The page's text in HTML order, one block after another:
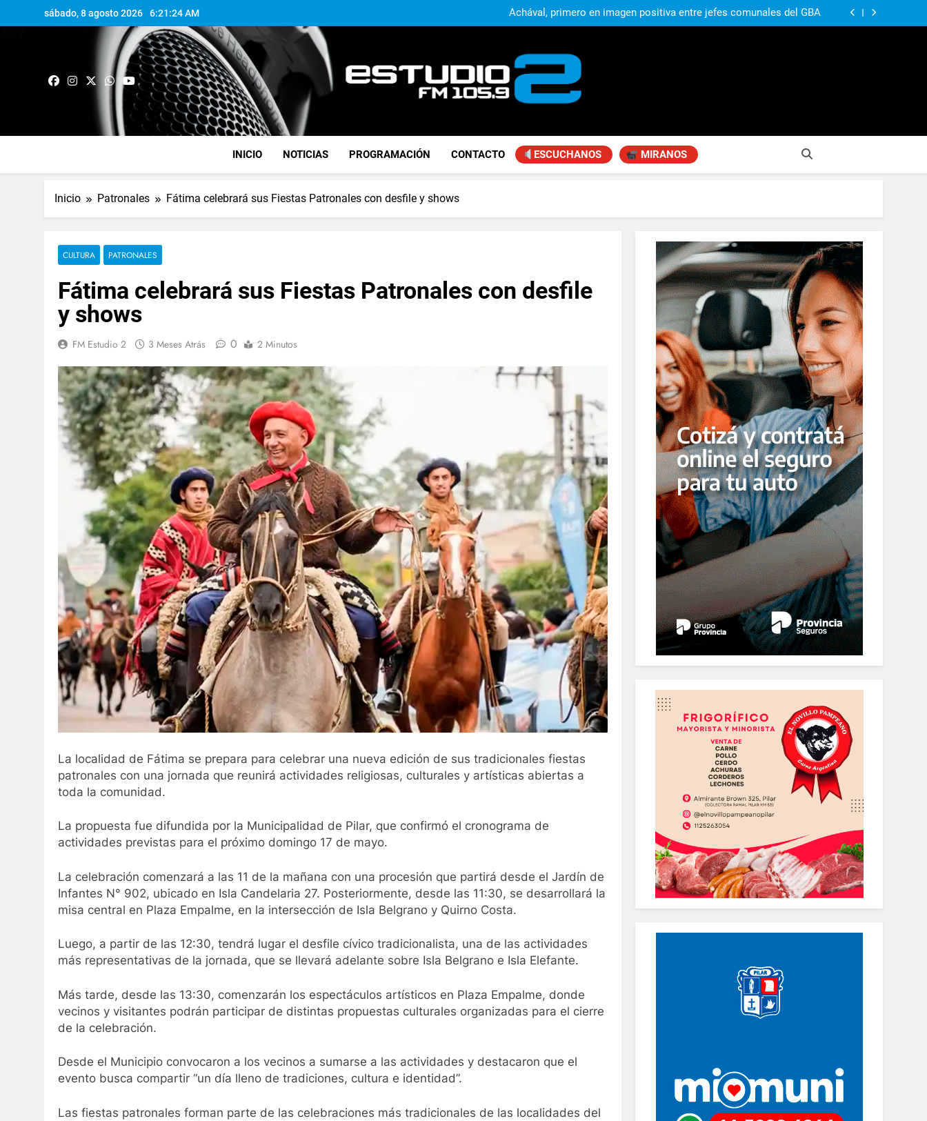
sábado, 8 agosto 2026 6:21:25 AM
que, si nadie las plasma, se pierden para siempre”
Achával, primero en imagen positiva entre jefes comunales del GBA
Fabiana Cantilo presenta ‘Flor de Loto’
Achával, primero en imagen positiva entre jefes comunales del GBA
FM Estudio 2
INICIO NOTICIAS PROGRAMACIÓN CONTACTO ESCUCHANOS MIRANOS
Inicio Patronales Fátima celebrará sus Fiestas Patronales con desfile y shows
CULTURA PATRONALES
Fátima celebrará sus Fiestas Patronales con desfile
y shows
FM Estudio 2 3 Meses Atrás 0 2 Minutos
La localidad de Fátima se prepara para celebrar una nueva edición de sus tradicionales fiestas
patronales con una jornada que reunirá actividades religiosas, culturales y artísticas abiertas a
toda la comunidad.
La propuesta fue difundida por la Municipalidad de Pilar, que confirmó el cronograma de
actividades previstas para el próximo domingo 17 de mayo.
La celebración comenzará a las 11 de la mañana con una procesión que partirá desde el Jardín de
Infantes N° 902, ubicado en Isla Candelaria 27. Posteriormente, desde las 11:30, se desarrollará la
misa central en Plaza Empalme, en la intersección de Isla Belgrano y Quirno Costa.
Luego, a partir de las 12:30, tendrá lugar el desfile cívico tradicionalista, una de las actividades
más representativas de la jornada, que se llevará adelante sobre Isla Belgrano e Isla Elefante.
Más tarde, desde las 13:30, comenzarán los espectáculos artísticos en Plaza Empalme, donde
vecinos y visitantes podrán participar de distintas propuestas culturales organizadas para el cierre
de la celebración.
Desde el Municipio convocaron a los vecinos a sumarse a las actividades y destacaron que el
evento busca compartir “un día lleno de tradiciones, cultura e identidad”.
Las fiestas patronales forman parte de las celebraciones más tradicionales de las localidades del